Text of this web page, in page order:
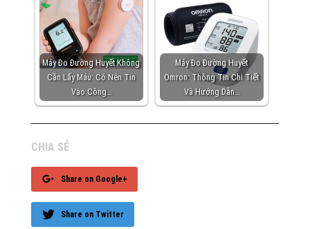
Máy Đo Đường Huyết Không
Cần Lấy Máu: Có Nên Tin
Vào Công…
Máy Đo Đường Huyết
Omron: Thông Tin Chi Tiết
Và Hướng Dẫn…
CHIA SẺ
Share on Google+
Share on Twitter